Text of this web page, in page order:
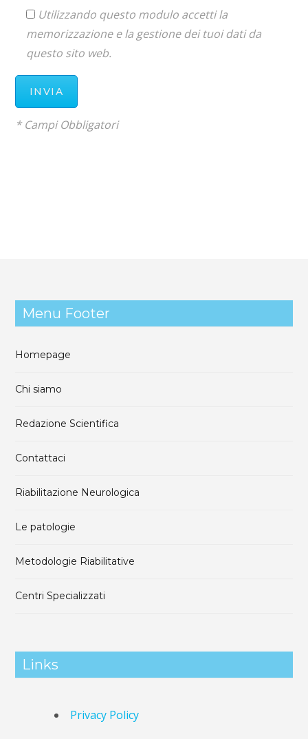
Utilizzando questo modulo accetti la
memorizzazione e la gestione dei tuoi dati da
questo sito web.
* Campi Obbligatori
Menu Footer
Homepage
Chi siamo
Redazione Scientifica
Contattaci
Riabilitazione Neurologica
Le patologie
Metodologie Riabilitative
Centri Specializzati
Links
Privacy Policy